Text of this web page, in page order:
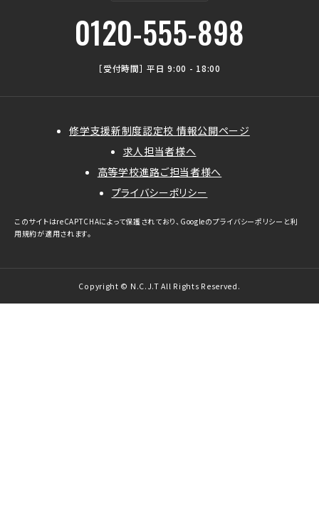
0120-555-898
［受付時間］ 平日 9:00 - 18:00
修学支援新制度認定校 情報公開ページ
求人担当者様へ
高等学校進路ご担当者様へ
プライバシーポリシー
Copyright © N.C.J.T All Rights Reserved.
このサイトはreCAPTCHAによって保護されており、Googleのプライバシーポリシー と利
用規約が適用されます。